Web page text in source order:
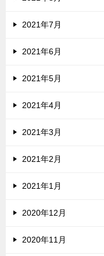
2021年7月
2021年6月
2021年5月
2021年4月
2021年3月
2021年2月
2021年1月
2020年12月
2020年11月